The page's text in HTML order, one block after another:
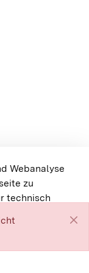
Webanalyse
zu
technisch